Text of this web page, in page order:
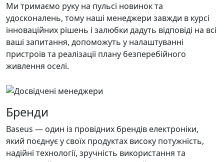
Ми тримаємо руку на пульсі новинок та
удосконалень, тому наші менеджери завжди в курсі
інноваційних рішень і залюбки дадуть відповіді на всі
ваші запитання, допоможуть у налаштуванні
пристроїв та реалізації плану безперебійного
живлення оселі.
Бренди
Baseus — один із провідних брендів електроніки,
який поєднує у своїх продуктах високу потужність,
надійні технології, зручність використання та